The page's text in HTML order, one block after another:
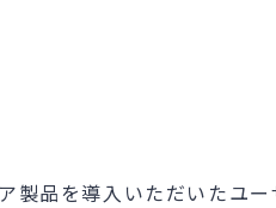
製品を導入いただいたユ